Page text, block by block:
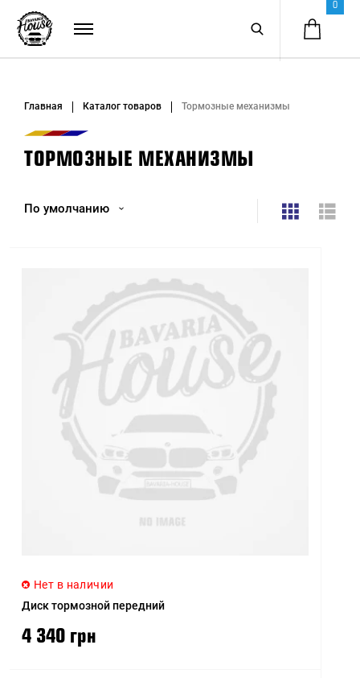
0
Главная Каталог товаров Тормозные механизмы
ТОРМОЗНЫЕ МЕХАНИЗМЫ
По умолчанию
Название (Я - А)
Цена (низкая > высокая)
Цена (высокая > низкая)
высокого)
Рейтинг (начиная с
низкого)
Нет в наличии
Диск тормозной передний
4 340 грн